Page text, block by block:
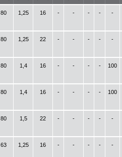
80 1,25 16 - - - - -
80 1,25 22 - - - - -
80 1,4 16 - - - - 100
80 1,4 16 - - - - 100
80 1,5 22 - - - - -
63 1,25 16 - - - - -